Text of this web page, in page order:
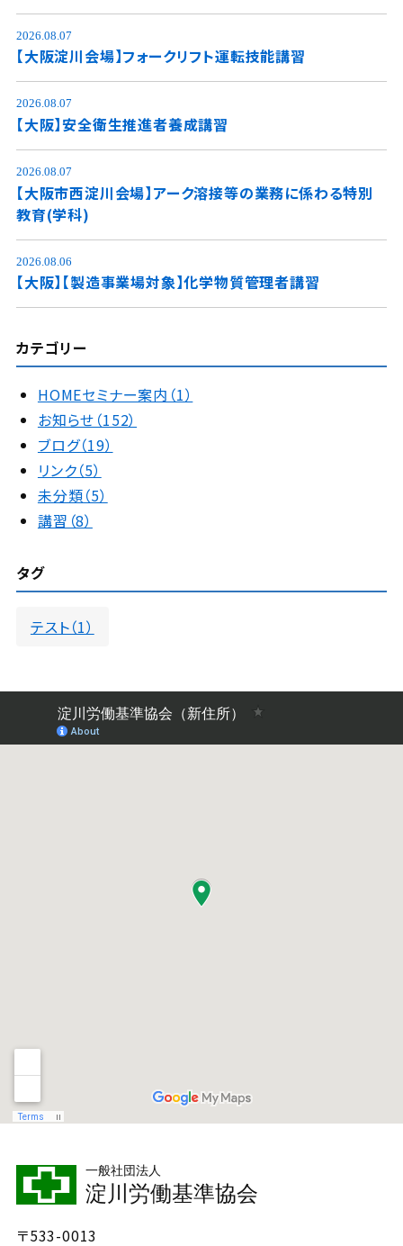
2026.08.07
【大阪淀川会場】フォークリフト運転技能講習
2026.08.07
【大阪】安全衛生推進者養成講習
2026.08.07
【大阪市西淀川会場】アーク溶接等の業務に係わる特別
教育(学科)
2026.08.06
【大阪】【製造事業場対象】化学物質管理者講習
カテゴリー
HOMEセミナー案内（1）
お知らせ（152）
ブログ（19）
リンク（5）
未分類（5）
講習（8）
タグ
テスト（1）
一般社団法人
淀川労働基準協会
〒533-0013